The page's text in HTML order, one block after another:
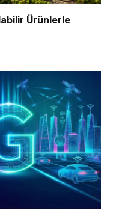
Ürünlerle